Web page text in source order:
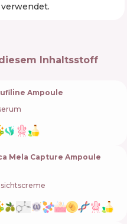
Inhaltsstoff
Ampoule
Mela Capture Ampoule